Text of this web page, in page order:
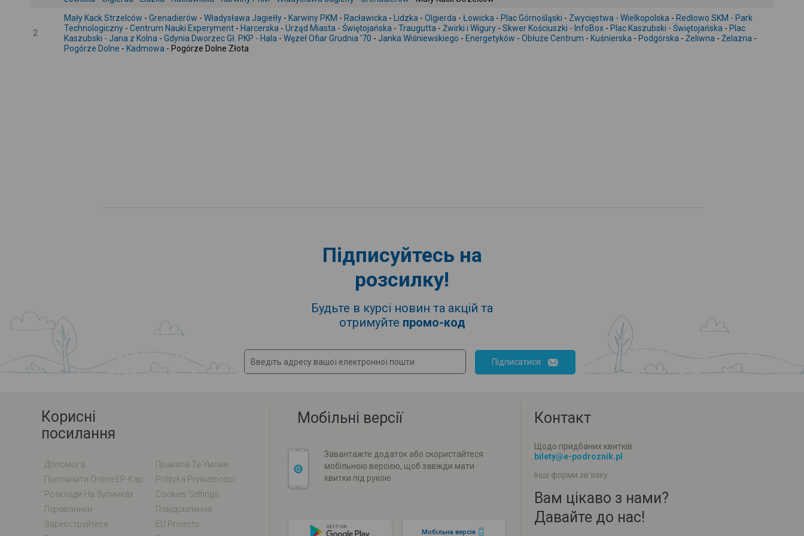
2
Mały Kack Strzelców - Grenadierów - Władysława Jagiełły - Karwiny PKM - Racławicka - Lidzka - Olgierda - Łowicka - Plac Górnośląski - Zwycięstwa - Wielkopolska - Redłowo SKM - Park
Technologiczny - Centrum Nauki Experyment - Harcerska - Urząd Miasta - Świętojańska - Traugutta - Żwirki i Wigury - Skwer Kościuszki - InfoBox - Plac Kaszubski - Świętojańska - Plac
Kaszubski - Jana z Kolna - Gdynia Dworzec Gł. PKP - Hala - Węzeł Ofiar Grudnia '70 - Janka Wiśniewskiego - Energetyków - Obłuże Centrum - Kuśnierska - Podgórska - Żeliwna - Żelazna -
Pogórze Dolne - Kadmowa - Pogórze Dolne Złota
Підписуйтесь на
розсилку!
Будьте в курсі новин та акцій та
отримуйте промо-код
Підписатися
Корисні
посилання
Допомога
Правила Та Умови
Polityka Prywatności
Розклади На Зупинках
Cookies Settings
Перевізники
Повідомлення
Зареєструйтеся
EU Projects
Мобільні версії
Завантажте додаток або скористайтеся
мобільною версією, щоб завжди мати
квитки під рукою
Мобільна версія
Контакт
Щодо придбаних квитків:
bilety@e-podroznik.pl
Інші форми зв'язку:
Вам цікаво з нами?
Давайте до нас!